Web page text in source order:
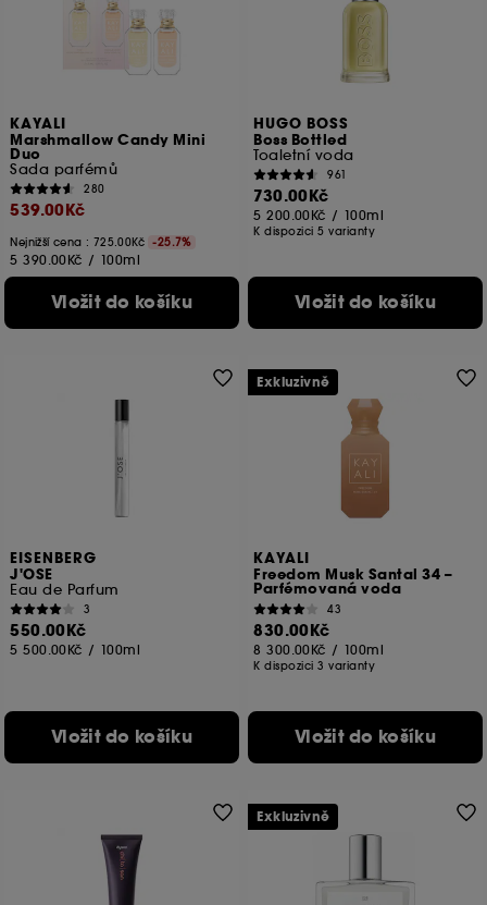
KAYALI
Marshmallow Candy Mini
Duo
Sada parfémů
280
539.00Kč
Nejnižší cena : 725.00Kč -25.7%
5 390.00Kč / 100ml
Vložit do košíku
HUGO BOSS
Boss Bottled
Toaletní voda
961
730.00Kč
5 200.00Kč / 100ml
K dispozici 5 varianty
Vložit do košíku
EISENBERG
J'OSE
Eau de Parfum
3
550.00Kč
5 500.00Kč / 100ml
Vložit do košíku
KAYALI
Freedom Musk Santal 34 –
Parfémovaná voda
43
830.00Kč
8 300.00Kč / 100ml
K dispozici 3 varianty
Vložit do košíku
Exkluzivně
Exkluzivně